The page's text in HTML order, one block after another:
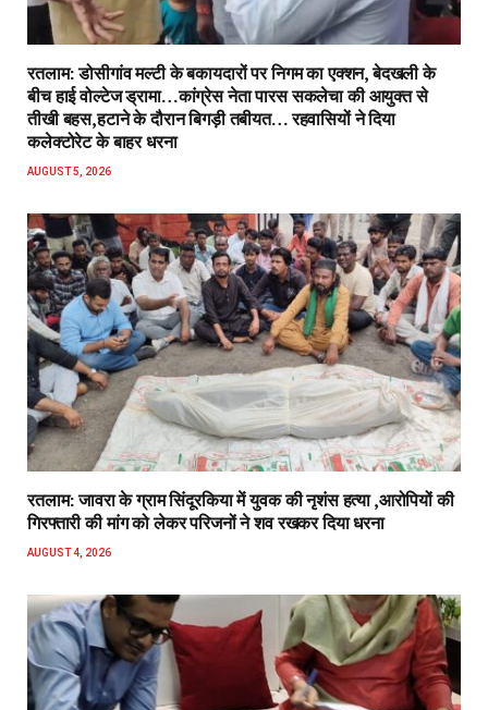
रतलाम: डोसीगांव मल्टी के बकायदारों पर निगम का एक्शन, बेदखली के
बीच हाई वोल्टेज ड्रामा…कांग्रेस नेता पारस सकलेचा की आयुक्त से
तीखी बहस,हटाने के दौरान बिगड़ी तबीयत… रहवासियों ने दिया
कलेक्टोरेट के बाहर धरना
AUGUST 5, 2026
रतलाम: जावरा के ग्राम सिंदूरकिया में युवक की नृशंस हत्या ,आरोपियों की
गिरफ्तारी की मांग को लेकर परिजनों ने शव रखकर दिया धरना
AUGUST 4, 2026